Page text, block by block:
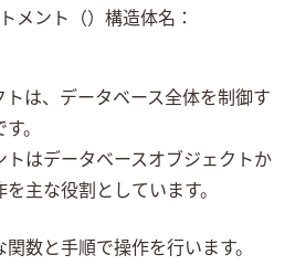
Prepared Statement） 構造体名：
は、データベース全体を制御す
。
トはデータベースオブジェクトか
を主な役割としています。
と手順でSQL操作を行います。